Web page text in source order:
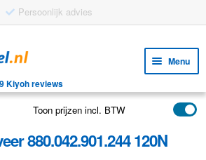
Menu
Kiyoh reviews
Toon prijzen incl. BTW
880.042.901.244 120N